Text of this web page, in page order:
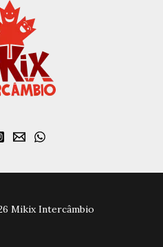
Mikix Intercâmbio